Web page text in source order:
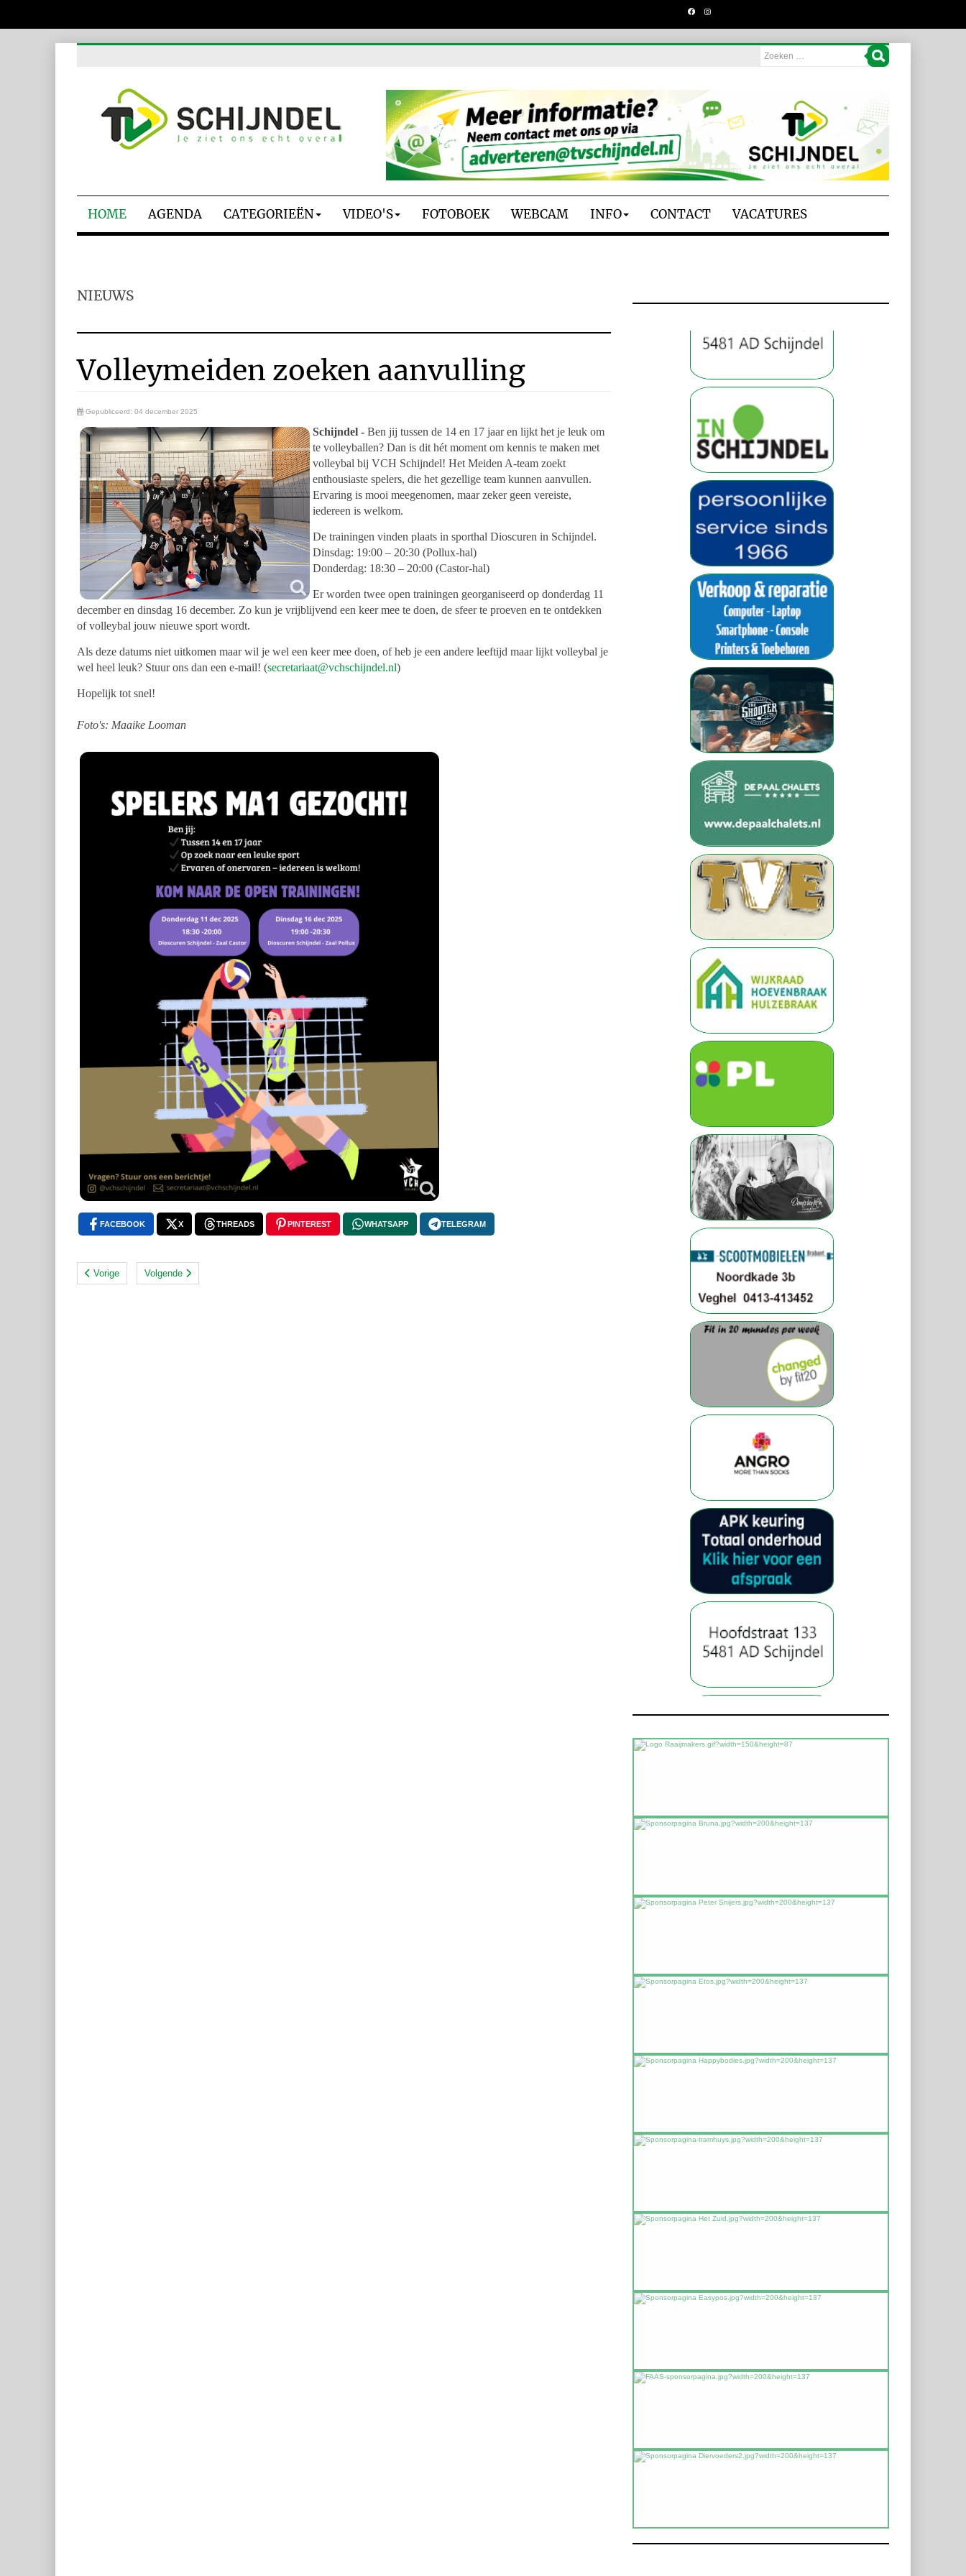
HOME AGENDA CATEGORIEËN VIDEO'S FOTOBOEK WEBCAM INFO CONTACT VACATURES
NIEUWS
Volleymeiden zoeken aanvulling
Gepubliceerd: 04 december 2025
Schijndel - Ben jij tussen de 14 en 17 jaar en lijkt het je leuk om
te volleyballen? Dan is dit hét moment om kennis te maken met
volleybal bij VCH Schijndel! Het Meiden A-team zoekt
enthousiaste spelers, die het gezellige team kunnen aanvullen.
Ervaring is mooi meegenomen, maar zeker geen vereiste,
iedereen is welkom.
De trainingen vinden plaats in sporthal Dioscuren in Schijndel.
Dinsdag: 19:00 – 20:30 (Pollux-hal)
Donderdag: 18:30 – 20:00 (Castor-hal)
Er worden twee open trainingen georganiseerd op donderdag 11
december en dinsdag 16 december. Zo kun je vrijblijvend een keer mee te doen, de sfeer te proeven en te ontdekken
of volleybal jouw nieuwe sport wordt.
Als deze datums niet uitkomen maar wil je wel een keer mee doen, of heb je een andere leeftijd maar lijkt volleybal je
wel heel leuk? Stuur ons dan een e-mail! (secretariaat@vchschijndel.nl)
Hopelijk tot snel!
Foto's: Maaike Looman
FACEBOOK X THREADS PINTEREST WHATSAPP TELEGRAM
Vorige Volgende